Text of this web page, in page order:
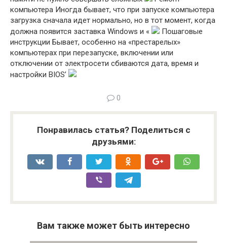
компьютера Иногда бывает, что при запуске компьютера
загрузка сначала идет нормально, но в тот момент, когда
должна появится заставка Windows и «
Пошаговые
инструкции Бывает, особенно на «престарелых»
компьютерах при перезапуске, включении или
отключении от электросети сбиваются дата, время и
настройки BIOS’
0
Понравилась статья? Поделиться с
друзьями:
Вам также может быть интересно